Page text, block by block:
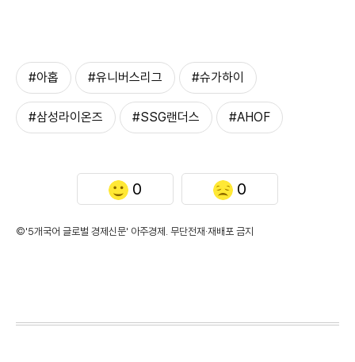
#아홉 #유니버스리그 #슈가하이
#삼성라이온즈 #SSG랜더스 #AHOF
0 0
©'5개국어 글로벌 경제신문' 아주경제. 무단전재·재배포 금지